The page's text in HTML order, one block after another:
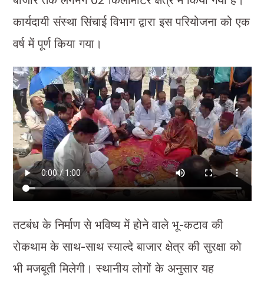
कार्यदायी संस्था सिंचाई विभाग द्वारा इस परियोजना को एक
वर्ष में पूर्ण किया गया।
तटबंध के निर्माण से भविष्य में होने वाले भू-कटाव की
रोकथाम के साथ-साथ स्याल्दे बाजार क्षेत्र की सुरक्षा को
भी मजबूती मिलेगी। स्थानीय लोगों के अनुसार यह